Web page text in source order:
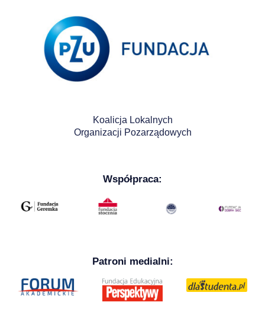
Koalicja Lokalnych
Organizacji Pozarządowych
Współpraca:
Patroni medialni: